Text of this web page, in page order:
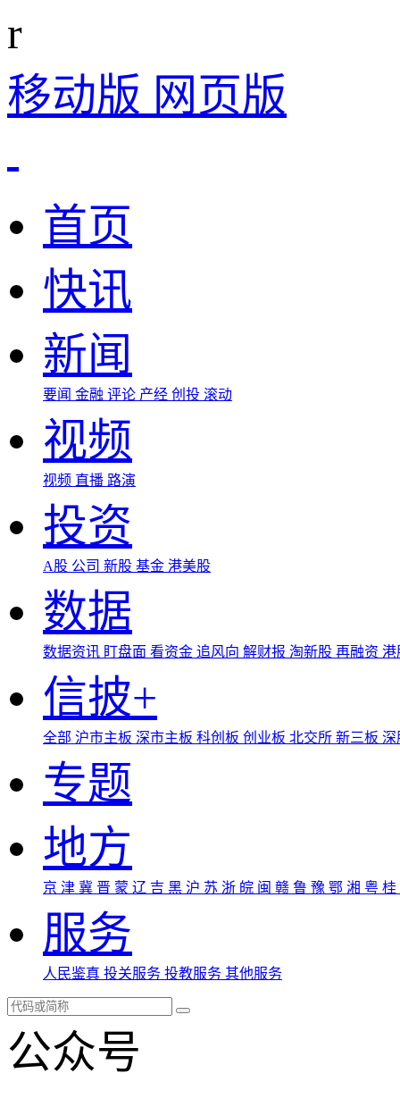
r
移动版 网页版
首页
快讯
新闻
要闻 金融 评论 产经 创投 滚动
视频
视频 直播 路演
投资
A股 公司 新股 基金 港美股
数据
数据资讯 盯盘面 看资金 追风向 解财报 淘新股 再融资
信披+
全部 沪市主板 深市主板 科创板 创业板 北交所 新三板
专题
地方
京 津 冀 晋 蒙 辽 吉 黑 沪 苏 浙 皖 闽 赣 鲁 豫 鄂 湘 粤 桂
服务
人民鉴真 投关服务 投教服务 其他服务
公众号